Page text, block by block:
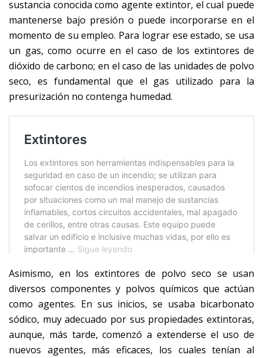
sustancia conocida como agente extintor, el cual puede
mantenerse bajo presión o puede incorporarse en el
momento de su empleo. Para lograr ese estado, se usa
un gas, como ocurre en el caso de los extintores de
dióxido de carbono; en el caso de las unidades de polvo
seco, es fundamental que el gas utilizado para la
presurización no contenga humedad.
Asimismo, en los extintores de polvo seco se usan
diversos componentes y polvos químicos que actúan
como agentes. En sus inicios, se usaba bicarbonato
sódico, muy adecuado por sus propiedades extintoras,
aunque, más tarde, comenzó a extenderse el uso de
nuevos agentes, más eficaces, los cuales tenían al